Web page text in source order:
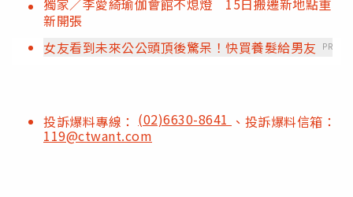
獨家／李愛綺瑜伽會館不熄燈 15日搬遷新地點重
新開張
女友看到未來公公頭頂後驚呆！快買養髮給男友
PR
投訴爆料專線： (02)6630-8641 、投訴爆料信箱：
119@ctwant.com